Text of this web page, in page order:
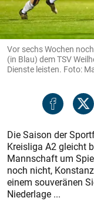
Vor sechs Wochen
(in Blau) dem TSV
Dienste leisten. Foto:
Die Saison der
Kreisliga A2 gleicht
Mannschaft um
noch nicht,
einem souveränen
Niederlage ...